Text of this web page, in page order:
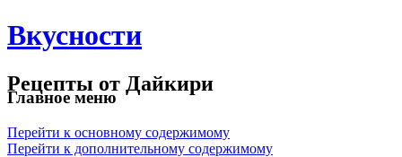
Вкусности
Рецепты от Дайкири
Главное меню
Перейти к основному содержимому
Перейти к дополнительному содержимому